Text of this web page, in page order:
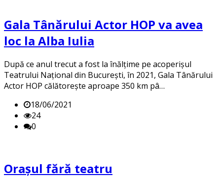
Gala Tânărului Actor HOP va avea
loc la Alba Iulia
După ce anul trecut a fost la înălțime pe acoperișul
Teatrului Național din București, în 2021, Gala Tânărului
Actor HOP călătorește aproape 350 km pâ…
18/06/2021
24
0
Orașul fără teatru